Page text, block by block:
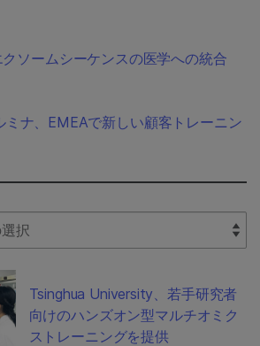
ソームシーケンスの医学への統合
ナ、EMEAで新しい顧客トレーニン
Tsinghua University、若手研究者
向けのハンズオン型マルチオミク
ストレーニングを提供